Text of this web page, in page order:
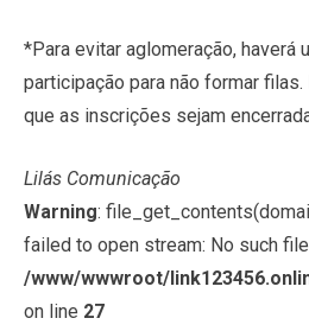
*Para evitar aglomeração, haverá
participação para não formar
que as inscrições sejam
Lilás Comunicação
Warning:
failed to open stream: No such
/www/wwwroot/
on line 27